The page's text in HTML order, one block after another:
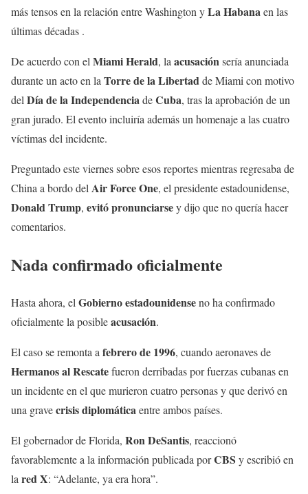
más tensos en la relación entre Washington yLa Habanaen las
últimas décadas .
De acuerdo con el Miami Herald, la acusaciónsería anunciada
durante un acto en la Torre de la Libertadde Miami con motivo
del Día de la IndependenciadeCuba, tras la aprobación de un
gran jurado. El evento incluiría además un homenaje a las cuatro
víctimas del incidente.
Preguntado este viernes sobre esos reportes mientras regresaba de
China a bordo del Air Force One, el presidente estadounidense,
Donald Trump, evitó pronunciarsey dijo que no quería hacer
comentarios.
Nada confirmado oficialmente
Hasta ahora, el Gobierno estadounidenseno ha confirmado
oficialmente la posibleacusación.
El caso se remonta a febrero de 1996, cuando aeronaves de
Hermanos al Rescatefueron derribadas por fuerzas cubanas en
un incidente en el que murieron cuatro personas y que derivó en
una gravecrisis diplomáticaentre ambos países.
El gobernador de Florida, Ron DeSantis, reaccionó
favorablemente a la información publicada porCBS y escribió en
la red X: “Adelante, ya era hora”.